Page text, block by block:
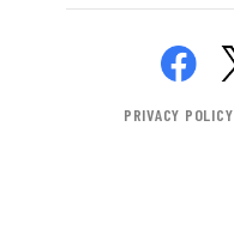
PRIVACY POLICY